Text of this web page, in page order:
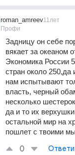
roman_amreev
Профи
11лет
Задницу он себе
вякает за океаном
Экономика России
стран около 250,да
нам испытывают
власть, черный
несколько
да и то их
остальной мир на
пошлет с твоими
0